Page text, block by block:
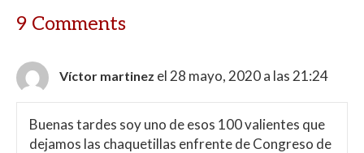
9 Comments
Víctor martinez el 28 mayo, 2020 a las 21:24
Buenas tardes soy uno de esos 100 valientes que
dejamos las chaquetillas enfrente de Congreso de